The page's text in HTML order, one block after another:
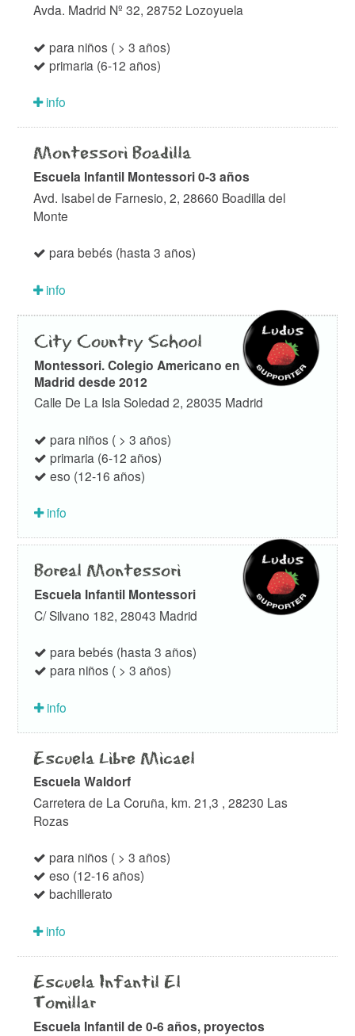
Avda. Madrid Nº 32, 28752 Lozoyuela
para niños ( > 3 años)
primaria (6-12 años)
info
Montessori Boadilla
Escuela Infantil Montessori 0-3 años
Avd. Isabel de Farnesio, 2, 28660 Boadilla del
Monte
para bebés (hasta 3 años)
info
City Country School
Montessori. Colegio Americano en
Madrid desde 2012
Calle De La Isla Soledad 2, 28035 Madrid
para niños ( > 3 años)
primaria (6-12 años)
eso (12-16 años)
info
Boreal Montessori
Escuela Infantil Montessori
C/ Silvano 182, 28043 Madrid
para bebés (hasta 3 años)
para niños ( > 3 años)
info
Escuela Libre Micael
Escuela Waldorf
Carretera de La Coruña, km. 21,3 , 28230 Las
Rozas
para niños ( > 3 años)
eso (12-16 años)
bachillerato
info
Escuela Infantil El
Tomillar
Escuela Infantil de 0-6 años, proyectos